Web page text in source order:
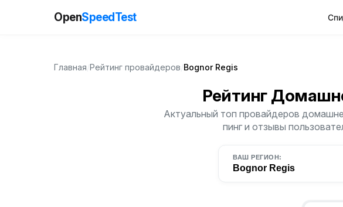
OpenSpeedTest
Главная Рейтинг провайдеров Bognor Regis
Рейтинг
Актуальный топ провайдеров
пинг и отзывы
ВАШ РЕГИОН:
Bognor Regis